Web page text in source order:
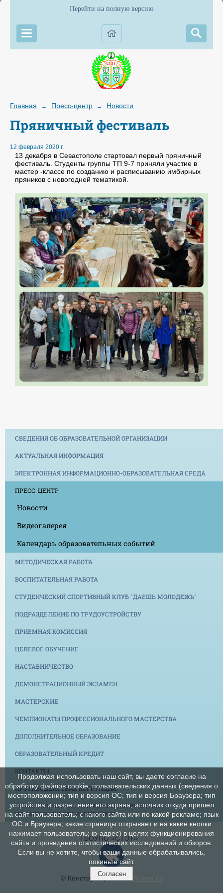
Перейти на полную версию
Главная → Пресс-центр → Новости
Пряничный фестиваль
12 февраля 2020 г.
13 декабря в Севастополе стартовал первый пряничный
фестиваль. Студенты группы ТП 9-7 приняли участие в
мастер -классе по созданию и расписыванию имбирных
пряников с новогодней тематикой.
СВЕДЕНИЯ ОБ ОБРАЗОВАТЕЛЬНОЙ ОРГАНИЗАЦИИ
АКТУАЛЬНАЯ ИНФОРМАЦИЯ
ЭЛЕКТРОННАЯ ИНФОРМАЦИОННО-ОБРАЗОВАТЕЛЬНАЯ СРЕДА
ПРЕСС-ЦЕНТР
Новости
Видеогалерея
Календарь образовательных событий
МЕТОДИЧЕСКАЯ РАБОТА
ВОСПИТАТЕЛЬНАЯ РАБОТА
СТУДЕНЧЕСКИЙ СПОРТИВНЫЙ КЛУБ "ДАЕШЬ МОЛОДЕЖЬ"
ПОДРАЗДЕЛЕНИЕ ПО ТРУДОУСТРОЙСТВУ
ПРИЕМНАЯ КОМИССИЯ
ЦЕЛЕВОЕ ОБУЧЕНИЕ
НАСТАВНИЧЕСТВО
ДЕМОНСТРАЦИОННЫЙ ЭКЗАМЕН
МАСТЕРСКИЕ
ЧЕМПИОНАТЫ ПРОФЕССИОНАЛЬНОГО МАСТЕРСТВА
ДОПОЛНИТЕЛЬНОЕ ОБРАЗОВАНИЕ
ОБРАЗОВАТЕЛЬНЫЙ КРЕДИТ
КОНТАКТЫ
ПРОТИВОДЕЙСТВИЕ КОРРУПЦИИ
СНИЖЕНИЕ БЮРОКРАТИЧЕСКОЙ НАГРУЗКИ НА
ПЕДАГОГИЧЕСКИХ РАБОТНИКОВ
ГБОУПО «СТЭТ»
© Конструктор сайтов Nubex.ru
Продолжая использовать наш сайт, вы даете согласие на
обработку файлов cookie, пользовательских данных (сведения о
местоположении; тип и версия ОС; тип и версия Браузера; тип
устройства и разрешение его экрана; источник откуда пришел
на сайт пользователь; с какого сайта или по какой рекламе; язык
ОС и Браузера; какие страницы открывает и на какие кнопки
нажимает пользователь; ip-адрес) в целях функционирования
сайта и проведения статистических исследований и обзоров.
Если вы не хотите, чтобы ваши данные обрабатывались,
покиньте сайт.
Согласен